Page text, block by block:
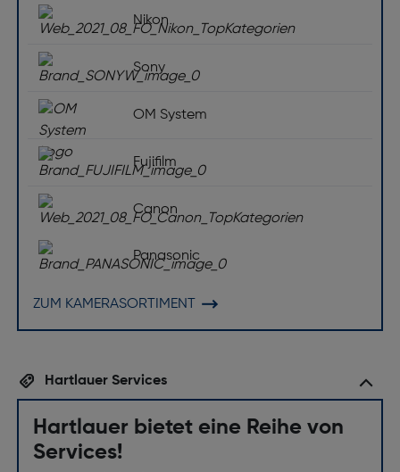
Nikon
Sony
OM System
Fujifilm
Canon
Panasonic
ZUM KAMERASORTIMENT
Hartlauer Services
Hartlauer bietet eine Reihe von
Services!